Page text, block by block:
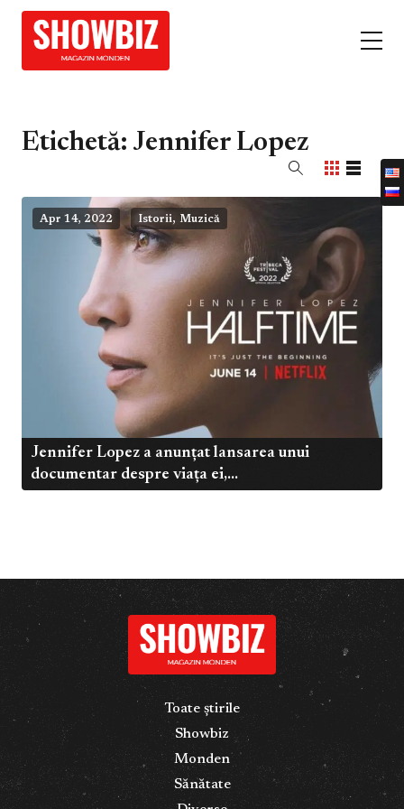
Etichetă: Jennifer Lopez
Apr 14, 2022 Istorii, Muzică
Jennifer Lopez a anunțat lansarea unui
documentar despre viața ei,...
Toate știrile
Showbiz
Monden
Sănătate